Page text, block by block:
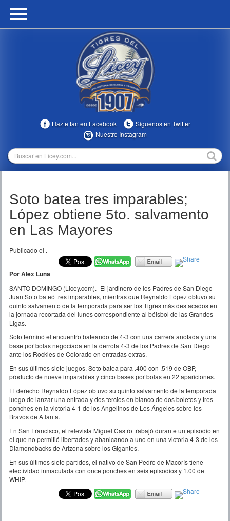
HOME
MULTIMEDIA
TEMPORADAS
Hazte fan en Facebook
Síguenos en Twitter
Nuestro Instagram
Soto batea tres imparables;
López obtiene 5to. salvamento
en Las Mayores
Publicado el .
Por Alex Luna
SANTO DOMINGO (Licey.com).- El jardinero de los Padres de San Diego
Juan Soto bateó tres imparables, mientras que Reynaldo López obtuvo su
quinto salvamento de la temporada para ser los Tigres más destacados en
la jornada recortada del lunes correspondiente al béisbol de las Grandes
Ligas.
Soto terminó el encuentro bateando de 4-3 con una carrera anotada y una
base por bolas negociada en la derrota 4-3 de los Padres de San Diego
ante los Rockies de Colorado en entradas extras.
En sus últimos siete juegos, Soto batea para .400 con .519 de OBP,
producto de nueve imparables y cinco bases por bolas en 22 apariciones.
El derecho Reynaldo López obtuvo su quinto salvamento de la temporada
luego de lanzar una entrada y dos tercios en blanco de dos boletos y tres
ponches en la victoria 4-1 de los Angelinos de Los Ángeles sobre los
Bravos de Atlanta.
En San Francisco, el relevista Miguel Castro trabajó durante un episodio en
el que no permitió libertades y abanicando a uno en una victoria 4-3 de los
Diamondbacks de Arizona sobre los Gigantes.
En sus últimos siete partidos, el nativo de San Pedro de Macorís tiene
efectividad inmaculada con once ponches en seis episodios y 1.00 de
WHIP.